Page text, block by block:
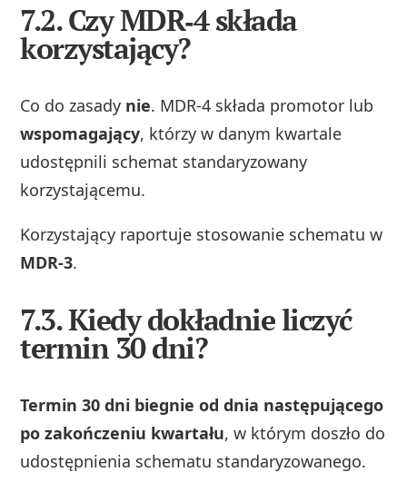
7.2. Czy MDR‑4 składa
korzystający?
Co do zasady nie. MDR‑4 składa promotor lub
wspomagający, którzy w danym kwartale
udostępnili schemat standaryzowany
korzystającemu.
Korzystający raportuje stosowanie schematu w
MDR‑3.
7.3. Kiedy dokładnie liczyć
termin 30 dni?
Termin 30 dni biegnie od dnia następującego
po zakończeniu kwartału, w którym doszło do
udostępnienia schematu standaryzowanego.